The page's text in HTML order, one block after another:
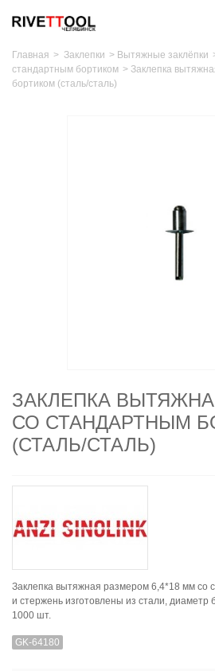
Главная > Заклепки > Вытяжные заклёпки
стандартным бортиком > Заклепка
бортиком (сталь/сталь)
ЗАКЛЕПКА
СО СТАНДАРТНЫМ
(СТАЛЬ/СТАЛЬ)
Заклепка вытяжная размером 6,4*18 мм со
и стержень изготовлены из стали, диаметр
1000 шт.
GK-64180